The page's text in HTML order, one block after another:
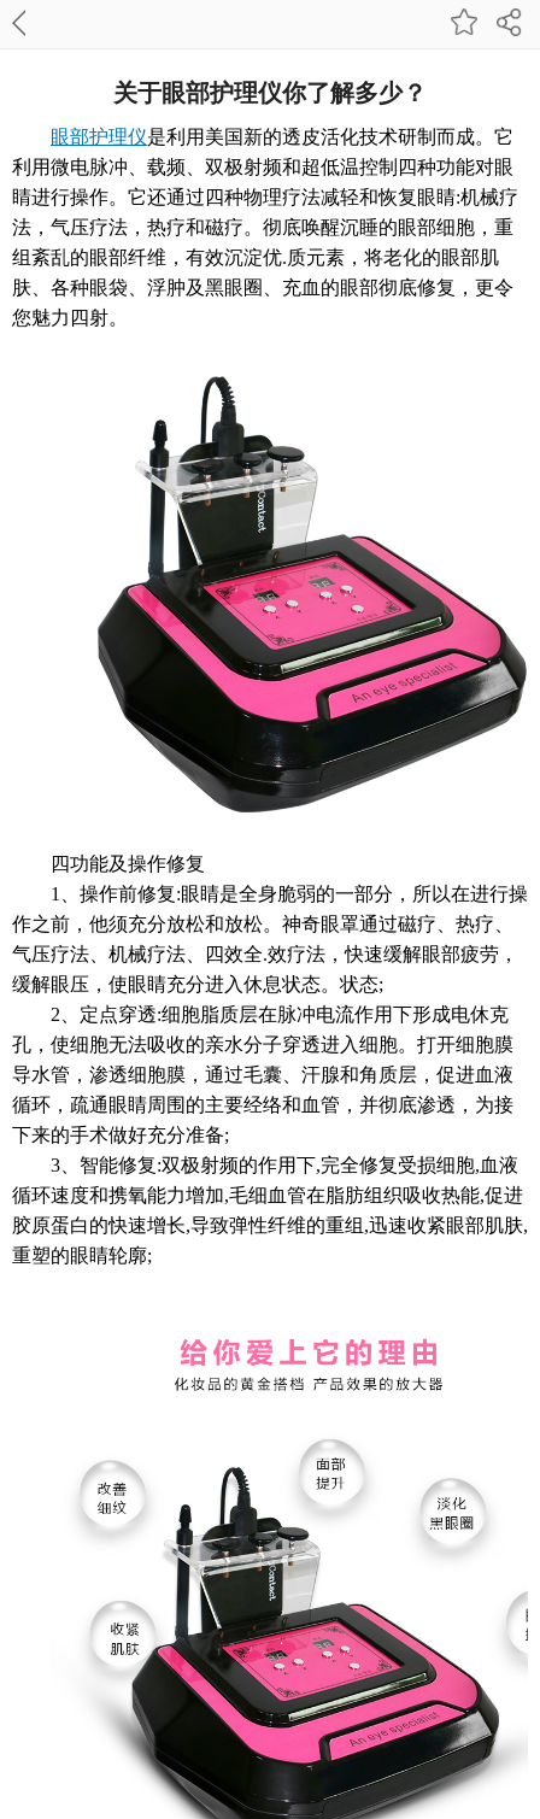
关于眼部护理仪你了解多少？
眼部护理仪是利用美国新的透皮活化技术研制而成。它
利用微电脉冲、载频、双极射频和超低温控制四种功能对眼
睛进行操作。它还通过四种物理疗法减轻和恢复眼睛:机械疗
法，气压疗法，热疗和磁疗。彻底唤醒沉睡的眼部细胞，重
组紊乱的眼部纤维，有效沉淀优.质元素，将老化的眼部肌
肤、各种眼袋、浮肿及黑眼圈、充血的眼部彻底修复，更令
您魅力四射。
四功能及操作修复
1、操作前修复:眼睛是全身脆弱的一部分，所以在进行操
作之前，他须充分放松和放松。神奇眼罩通过磁疗、热疗、
气压疗法、机械疗法、四效全.效疗法，快速缓解眼部疲劳，
缓解眼压，使眼睛充分进入休息状态。状态;
2、定点穿透:细胞脂质层在脉冲电流作用下形成电休克
孔，使细胞无法吸收的亲水分子穿透进入细胞。打开细胞膜
导水管，渗透细胞膜，通过毛囊、汗腺和角质层，促进血液
循环，疏通眼睛周围的主要经络和血管，并彻底渗透，为接
下来的手术做好充分准备;
3、智能修复:双极射频的作用下,完全修复受损细胞,血液
循环速度和携氧能力增加,毛细血管在脂肪组织吸收热能,促进
胶原蛋白的快速增长,导致弹性纤维的重组,迅速收紧眼部肌肤,
重塑的眼睛轮廓;